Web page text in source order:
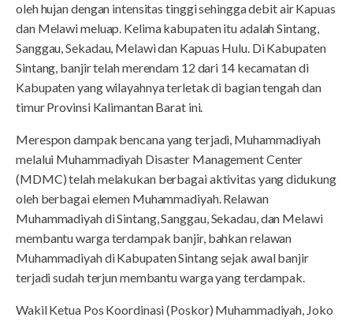
oleh hujan dengan intensitas tinggi sehingga debit air Kapuas
dan Melawi meluap. Kelima kabupaten itu adalah Sintang,
Sanggau, Sekadau, Melawi dan Kapuas Hulu. Di Kabupaten
Sintang, banjir telah merendam 12 dari 14 kecamatan di
Kabupaten yang wilayahnya terletak di bagian tengah dan
timur Provinsi Kalimantan Barat ini.
Merespon dampak bencana yang terjadi, Muhammadiyah
melalui Muhammadiyah Disaster Management Center
(MDMC) telah melakukan berbagai aktivitas yang didukung
oleh berbagai elemen Muhammadiyah. Relawan
Muhammadiyah di Sintang, Sanggau, Sekadau, dan Melawi
membantu warga terdampak banjir, bahkan relawan
Muhammadiyah di Kabupaten Sintang sejak awal banjir
terjadi sudah terjun membantu warga yang terdampak.
Wakil Ketua Pos Koordinasi (Poskor) Muhammadiyah, Joko